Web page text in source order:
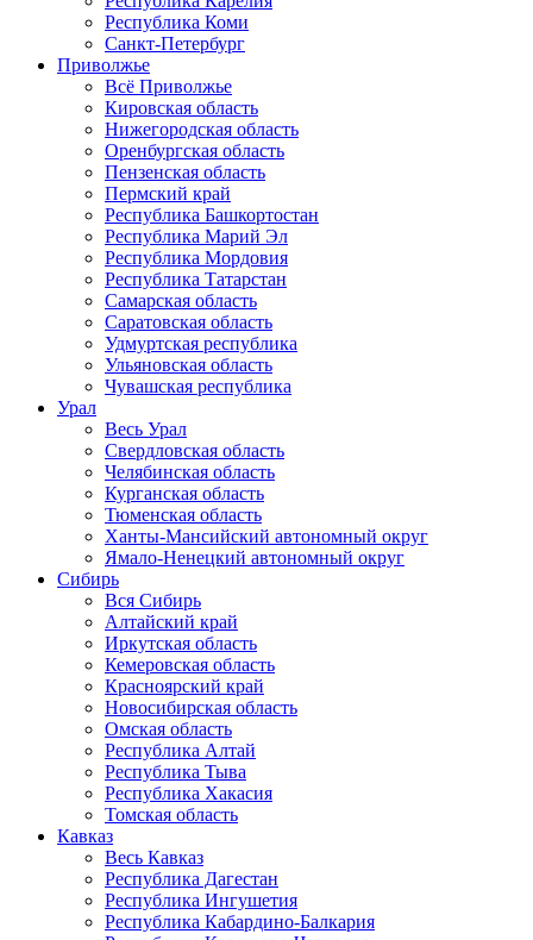
Республика Коми
Санкт-Петербург
Приволжье
Всё Приволжье
Кировская область
Нижегородская область
Оренбургская область
Пензенская область
Пермский край
Республика Башкортостан
Республика Марий Эл
Республика Мордовия
Республика Татарстан
Самарская область
Саратовская область
Удмуртская республика
Ульяновская область
Чувашская республика
Урал
Весь Урал
Свердловская область
Челябинская область
Курганская область
Тюменская область
Ханты-Мансийский автономный округ
Ямало-Ненецкий автономный округ
Сибирь
Вся Сибирь
Алтайский край
Иркутская область
Кемеровская область
Красноярский край
Новосибирская область
Омская область
Республика Алтай
Республика Тыва
Республика Хакасия
Томская область
Кавказ
Весь Кавказ
Республика Дагестан
Республика Ингушетия
Республика Кабардино-Балкария